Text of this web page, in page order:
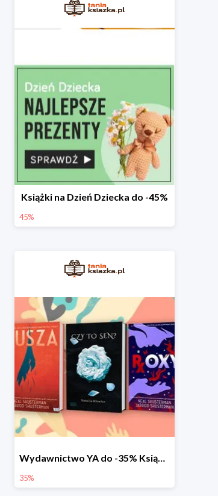
Książki na Dzień Dziecka do -45%
45%
Wydawnictwo YA do -35% Książki dla młodzieży
35%